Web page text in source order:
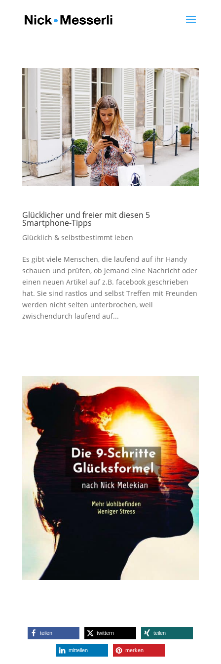
Glücklicher und freier mit diesen 5
Smartphone-Tipps
Glücklich & selbstbestimmt leben
Es gibt viele Menschen, die laufend auf ihr Handy
schauen und prüfen, ob jemand eine Nachricht oder
einen neuen Artikel auf z.B. facebook geschrieben
hat. Sie sind rastlos und selbst Treffen mit Freunden
werden nicht selten unterbrochen, weil
zwischendurch laufend auf...
teilen twittern teilen
mitteilen merken